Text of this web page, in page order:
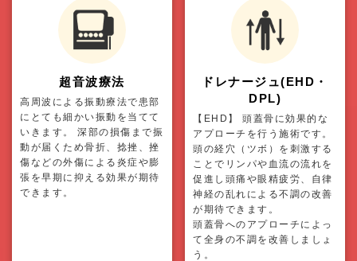
超音波療法
高周波による振動療法で患部
にとても細かい振動を当てて
いきます。 深部の損傷まで振
動が届くため骨折、捻挫、挫
傷などの外傷による炎症や膨
張を早期に抑える効果が期待
できます。
ドレナージュ(EHD・
DPL)
【EHD】 頭蓋骨に効果的な
アプローチを行う施術です。
頭の経穴（ツボ）を刺激する
ことでリンパや血流の流れを
促進し頭痛や眼精疲労、自律
神経の乱れによる不調の改善
が期待できます。
頭蓋骨へのアプローチによっ
て全身の不調を改善しましょ
う。